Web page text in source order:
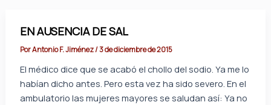
EN AUSENCIA DE SAL
PorAntonio F. Jiménez/3 de diciembre de 2015
El médico dice que se acabó el chollo del sodio. Ya me lo
habían dicho antes. Pero esta vez ha sido severo. En el
ambulatorio las mujeres mayores se saludan así: Ya no